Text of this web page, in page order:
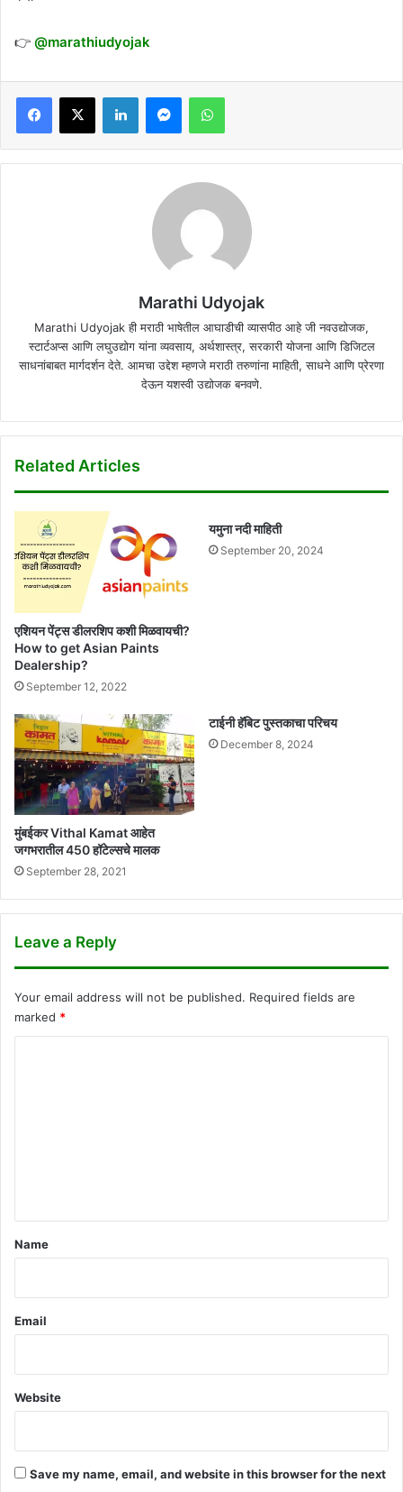
👉 @marathiudyojak
Facebook
X LinkedInMessengerWhatsApp
Marathi Udyojak
Marathi Udyojak ही मराठी भाषेतील आघाडीची व्यासपीठ आहे जी नवउद्योजक,
स्टार्टअप्स आणि लघुउद्योग यांना व्यवसाय, अर्थशास्त्र, सरकारी योजना आणि डिजिटल
साधनांबाबत मार्गदर्शन देते. आमचा उद्देश म्हणजे मराठी तरुणांना माहिती, साधने आणि प्रेरणा
देऊन यशस्वी उद्योजक बनवणे.
Related Articles
एशियन पेंट्स डीलरशिप कशी मिळवायची?
How to get Asian Paints
Dealership?
September 12, 2022
यमुना नदी माहिती
September 20, 2024
मुंबईकर Vithal Kamat आहेत
जगभरातील 450 हॉटेल्सचे मालक
September 28, 2021
टाईनी हॅबिट पुस्तकाचा परिचय
December 8, 2024
Leave a Reply
Your email address will not be published. Required fields are
marked *
*
Name
Email
Website
Save my name, email, and website in this browser for the next